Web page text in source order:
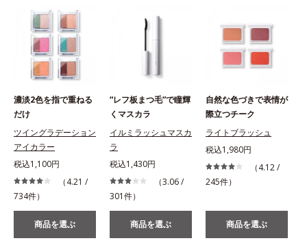
濃淡2色を指で重ねる
だけ
ツイングラデーション
アイカラー
税込1,100円
（4.21 /
734件）
商品を選ぶ
“レフ板まつ毛”で瞳輝
くマスカラ
イルミラッシュマスカ
ラ
税込1,430円
（3.06 /
301件）
商品を選ぶ
自然な色づきで表情が
際立つチーク
ライトブラッシュ
税込1,980円
（4.12 /
245件）
商品を選ぶ